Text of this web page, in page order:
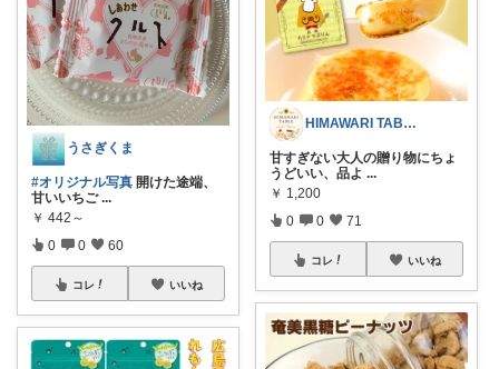
うさぎくま
#オリジナル写真 開けた途端、
甘いいちご ...
￥ 442～
0 0 60
コレ いいね
HIMAWARI TABLE🌼
甘すぎない大人の贈り物にちょ
うどいい、品よ ...
￥ 1,200
0 0 71
コレ いいね